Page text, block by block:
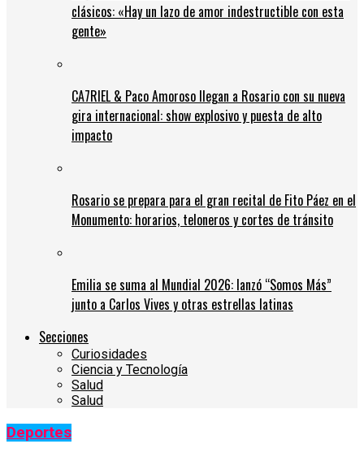
clásicos: «Hay un lazo de amor indestructible con esta
gente»
CA7RIEL & Paco Amoroso llegan a Rosario con su nueva
gira internacional: show explosivo y puesta de alto
impacto
Rosario se prepara para el gran recital de Fito Páez en el
Monumento: horarios, teloneros y cortes de tránsito
Emilia se suma al Mundial 2026: lanzó “Somos Más”
junto a Carlos Vives y otras estrellas latinas
Secciones
Curiosidades
Ciencia y Tecnología
Salud
Salud
Deportes